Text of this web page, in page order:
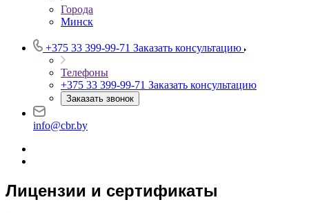
Города
Минск
+375 33 399-99-71 Заказать консультацию
Телефоны
+375 33 399-99-71 Заказать консультацию
Заказать звонок
info@cbr.by
Лицензии и сертификаты